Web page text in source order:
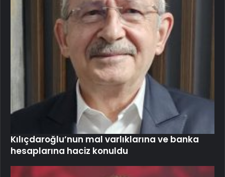
Kılıçdaroğlu’nun mal varlıklarına ve banka
hesaplarına haciz konuldu